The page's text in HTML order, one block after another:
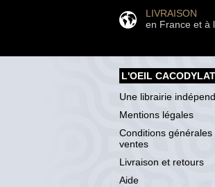
LIVRAISON
en France et à
L'OEIL
Une librairie
Mentions légales
Conditions générales
ventes
Livraison et retours
Aide